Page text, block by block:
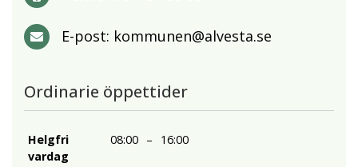
E-post: kommunen@alvesta.se
Ordinarie öppettider
Helgfri
vardag
08:00 – 16:00